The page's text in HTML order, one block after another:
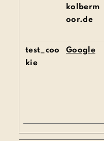
kolberm
oor.de
test_coo
kie
Google